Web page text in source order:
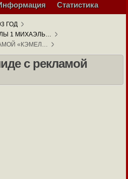
Статистика
ГОД
1 МИХАЭЛЬ…
«КЭМЕЛ…
с рекламой